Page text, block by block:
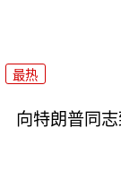
最热
向特朗普同